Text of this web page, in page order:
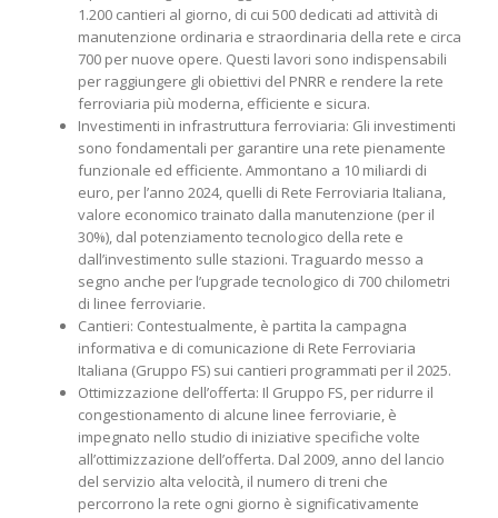
1.200 cantieri al giorno, di cui 500 dedicati ad attività di
manutenzione ordinaria e straordinaria della rete e circa
700 per nuove opere. Questi lavori sono indispensabili
per raggiungere gli obiettivi del PNRR e rendere la rete
ferroviaria più moderna, efficiente e sicura.
Investimenti in infrastruttura ferroviaria: Gli investimenti
sono fondamentali per garantire una rete pienamente
funzionale ed efficiente. Ammontano a 10 miliardi di
euro, per l’anno 2024, quelli di Rete Ferroviaria Italiana,
valore economico trainato dalla manutenzione (per il
30%), dal potenziamento tecnologico della rete e
dall’investimento sulle stazioni. Traguardo messo a
segno anche per l’upgrade tecnologico di 700 chilometri
di linee ferroviarie.
Cantieri: Contestualmente, è partita la campagna
informativa e di comunicazione di Rete Ferroviaria
Italiana (Gruppo FS) sui cantieri programmati per il 2025.
Ottimizzazione dell’offerta: Il Gruppo FS, per ridurre il
congestionamento di alcune linee ferroviarie, è
impegnato nello studio di iniziative specifiche volte
all’ottimizzazione dell’offerta. Dal 2009, anno del lancio
del servizio alta velocità, il numero di treni che
percorrono la rete ogni giorno è significativamente